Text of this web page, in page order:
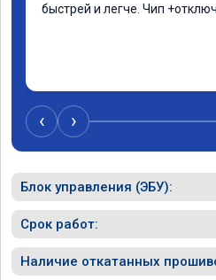
быстрей и легче. Чип
‹ ›
Блок управления (ЭБУ):
Срок работ:
Наличие откатанных